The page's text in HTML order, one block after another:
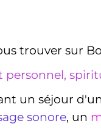
trouver sur
un séjour
sonore, un